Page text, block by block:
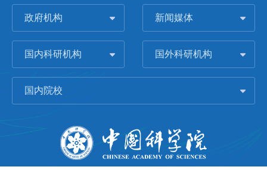
政府机构 新闻媒体
国内科研机构 国外科研机构
国内院校